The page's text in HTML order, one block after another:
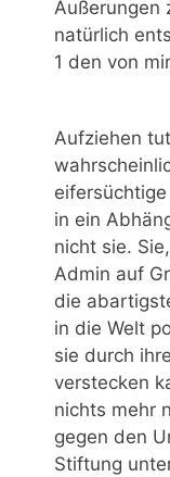
Äußerungen
natürlich
1 den von
Aufziehen
in ein
nicht sie.
Admin auf
die
in die Welt
sie durch
verstecken
nichts mehr
gegen den
Stiftung